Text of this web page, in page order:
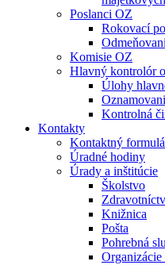
Poslanci OZ
Rokovací
Komisie OZ
Hlavný kontrolór
Úlohy
Kontrolná
Kontakty
Kontaktný
Úradné hodiny
Úrady a inštitúcie
Školstvo
Knižnica
Pošta
Pohrebná
Organizácie